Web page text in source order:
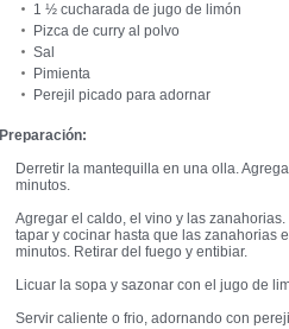
1 ½ cucharada de jugo de limón
Pizca de curry al polvo
Sal
Pimienta
Perejil picado para adornar
Preparación:
Derretir la mantequilla en una olla.
minutos.
Agregar el caldo, el vino y las
tapar y cocinar hasta que las zanahorias
minutos. Retirar del fuego y entibiar.
Licuar la sopa y sazonar con el jugo de
Servir caliente o frio, adornando con